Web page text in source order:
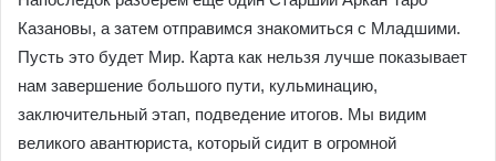
Казановы, а затем отправимся знакомиться с Младшими.
Пусть это будет Мир. Карта как нельзя лучше показывает
нам завершение большого пути, кульминацию,
заключительный этап, подведение итогов. Мы видим
великого авантюриста, который сидит в огромной